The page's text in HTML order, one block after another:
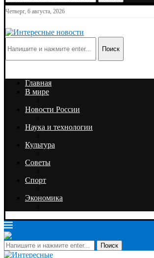
Четверг, 6 августа, 2026
Поиск
Главная
В мире
Новости России
Наука и технологии
Культура
Советы
Спорт
Экономика
Поиск